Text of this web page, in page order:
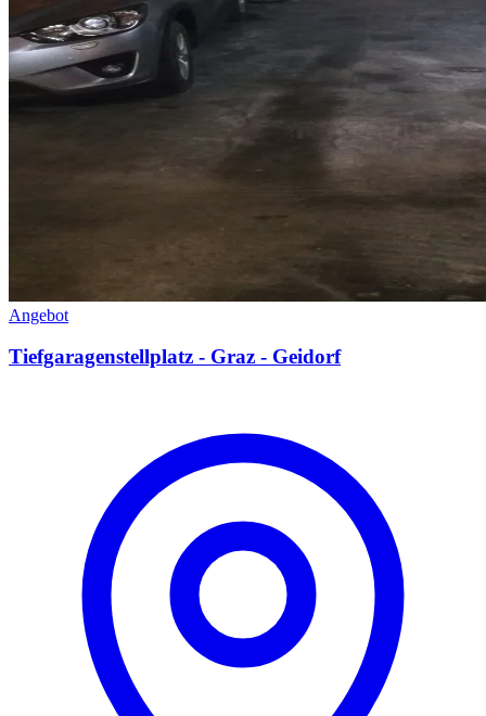
Angebot
Tiefgaragenstellplatz - Graz - Geidorf